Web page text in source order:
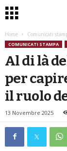
Home Comunicati
COMUNICATI STAMPA
Al di là
per
il ruolo
13 Novembre 2025